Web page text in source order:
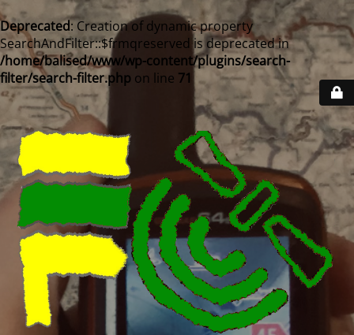
Deprecated: Creation of dynamic property
SearchAndFilter::$frmqreserved is deprecated in
/home/balised/www/wp-content/plugins/search-
filter/search-filter.php on line 71